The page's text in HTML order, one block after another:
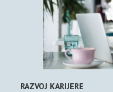
RAZVOJ KARIJERE